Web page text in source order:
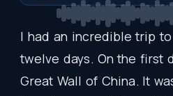
I had an incredible trip to
twelve days. On the first
Great Wall of China. It